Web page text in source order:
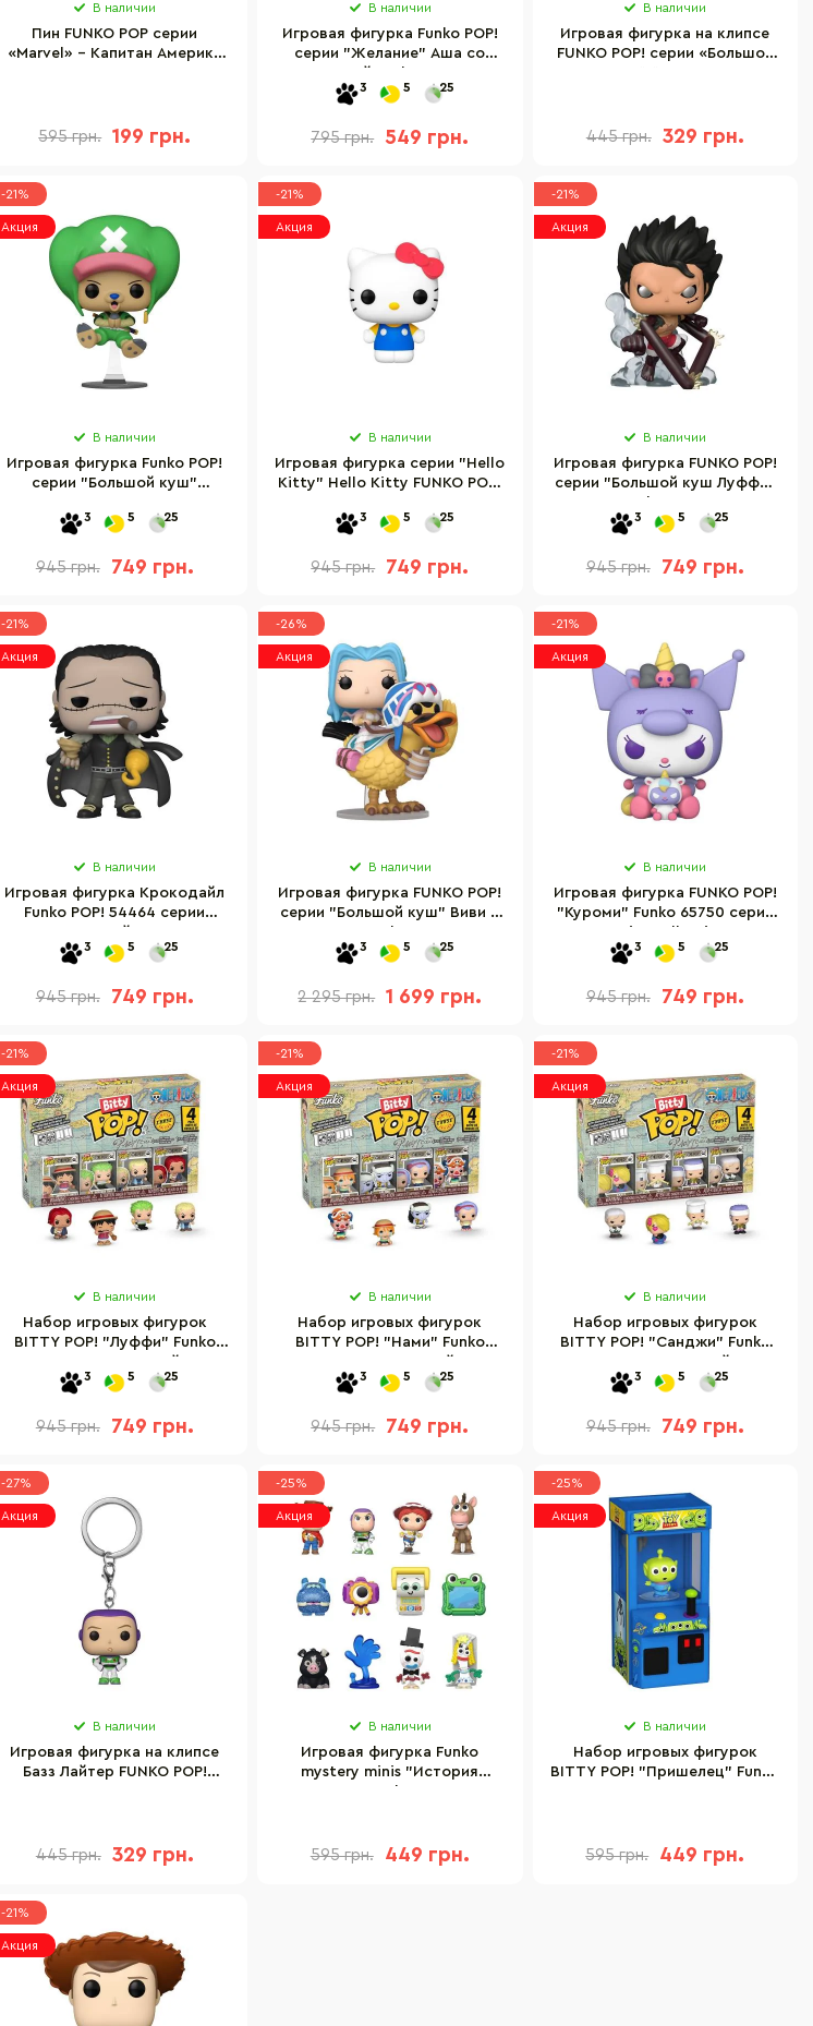
В наличии
Пин FUNKO POP серии
«Marvel» – Капитан Америка
595 грн. 199 грн.
В наличии
Игровая фигурка Funko POP!
серии "Желание" Аша со
3 5 25
795 грн. 549 грн.
В наличии
Игровая фигурка на клипсе
FUNKO POP! серии «Большой
445 грн. 329 грн.
-21%
Акция
В наличии
Игровая фигурка Funko POP!
серии "Большой куш"
3 5 25
945 грн. 749 грн.
-21%
Акция
В наличии
Игровая фигурка серии "Hello
Kitty" Hello Kitty FUNKO POP!
3 5 25
945 грн. 749 грн.
-21%
Акция
В наличии
Игровая фигурка FUNKO POP!
серии "Большой куш Луффи"
3 5 25
945 грн. 749 грн.
-21%
Акция
В наличии
Игровая фигурка Крокодайл
Funko POP! 54464 серии
3 5 25
945 грн. 749 грн.
-26%
Акция
В наличии
Игровая фигурка FUNKO POP!
серии "Большой куш" Виви и
3 5 25
2 295 грн. 1 699 грн.
-21%
Акция
В наличии
Игровая фигурка FUNKO POP!
"Куроми" Funko 65750 серии
3 5 25
945 грн. 749 грн.
-21%
Акция
В наличии
Набор игровых фигурок
BITTY POP! "Луффи" Funko
3 5 25
945 грн. 749 грн.
-21%
Акция
В наличии
Набор игровых фигурок
BITTY POP! "Нами" Funko
3 5 25
945 грн. 749 грн.
-21%
Акция
В наличии
Набор игровых фигурок
BITTY POP! "Санджи" Funko
3 5 25
945 грн. 749 грн.
-27%
Акция
В наличии
Игровая фигурка на клипсе
Базз Лайтер FUNKO POP!
445 грн. 329 грн.
-25%
Акция
В наличии
Игровая фигурка Funko
mystery minis "История
595 грн. 449 грн.
-25%
Акция
В наличии
Набор игровых фигурок
BITTY POP! "Пришелец" Funko
595 грн. 449 грн.
-21%
Акция